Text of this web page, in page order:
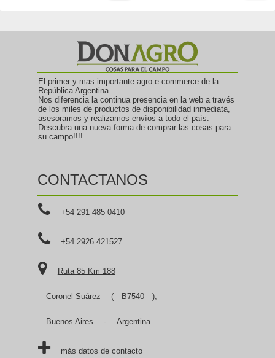
El primer y mas importante agro e-commerce de la
República Argentina.
Nos diferencia la continua presencia en la web a través
de los miles de productos de disponibilidad inmediata,
asesoramos y realizamos envíos a todo el país.
Descubra una nueva forma de comprar las cosas para
su campo!!!!
CONTACTANOS
+54 291 485 0410
+54 2926 421527
Ruta 85 Km 188
Coronel Suárez ( B7540 ),
Buenos Aires - Argentina
más datos de contacto